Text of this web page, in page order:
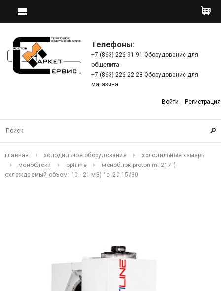
Телефоны:
+7 (863) 226-91-91 Оборудование для
общепита
+7 (863) 226-22-28 Оборудование для
магазина
Войти Регистрация
главная холодильное оборудование
холодильные камеры
моноблоки
optiline
моноблок proton ml 217 (
охлаждаемый объем: 10 - 21 м3) °с -20-15/30